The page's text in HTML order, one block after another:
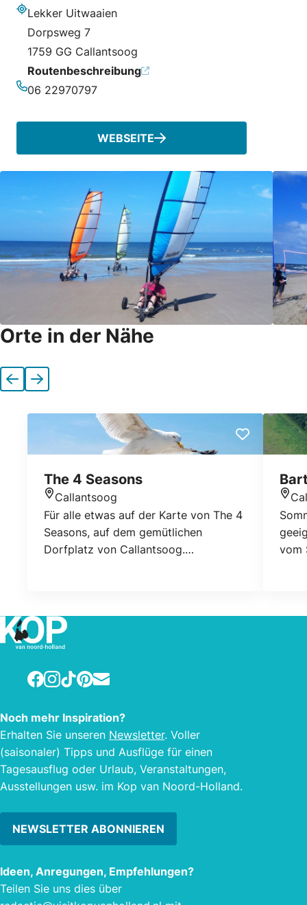
Lekker Uitwaaien
Dorpsweg 7
1759 GG Callantsoog
Routenbeschreibung
06 22970797
WEBSEITE
Orte in der Nähe
VorherigeNächste
The 4 Seasons
Callantsoog
Für alle etwas auf der Karte von The 4
Seasons, auf dem gemütlichen
Dorfplatz von Callantsoog.
Uhrzeit vorgenommen werden.
vom
Facebook
Instagram
TikTokPinterest
E-mail
Noch mehr Inspiration?
Erhalten Sie unseren Newsletter. Voller
(saisonaler) Tipps und Ausflüge für einen
Tagesausflug oder Urlaub, Veranstaltungen,
Ausstellungen usw. im Kop van Noord-Holland.
NEWSLETTER ABONNIEREN
Ideen, Anregungen, Empfehlungen?
Teilen Sie uns dies über